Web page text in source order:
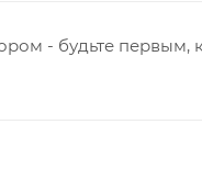
- будьте первым,